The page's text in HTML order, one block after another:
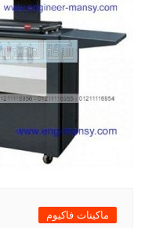
ماكينات فاكيوم